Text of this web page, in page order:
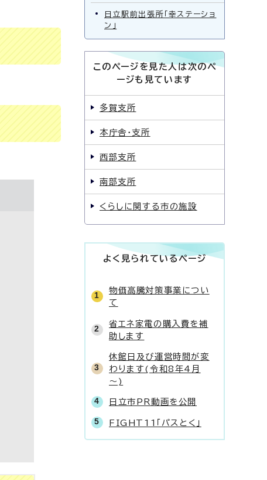
日立駅前出張所「幸ステーショ
ン」
このページを見た人は次のペ
ージも見ています
多賀支所
本庁舎・支所
西部支所
南部支所
くらしに関する市の施設
よく見られているページ
物価高騰対策事業につい
て
省エネ家電の購入費を補
助します
休館日及び運営時間が変
わります(令和8年4月
～)
日立市PR動画を公開
FIGHT11「パスとく」